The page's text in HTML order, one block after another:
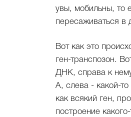
увы, мобильны, то
пересаживаться в
Вот как это
ген-транспозон.
ДНК, справа к
А, слева - какой-то
как всякий ген,
построение